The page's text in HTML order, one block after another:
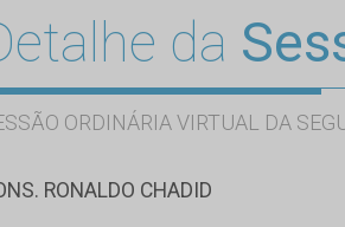
da
ORDINÁRIA VIRTUAL DA
RONALDO CHADID